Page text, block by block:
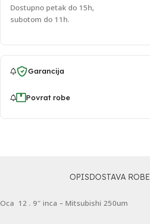
Dostupno petak do 15h,
subotom do 11h.
Garancija
Povrat robe
OPISDOSTAVA ROBE
Oca 12 . 9″ inca – Mitsubishi 250um